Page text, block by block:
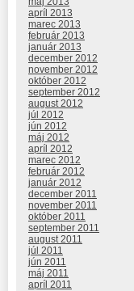
apríl 2013
marec 2013
február 2013
január 2013
december 2012
november 2012
október 2012
september 2012
august 2012
júl 2012
jún 2012
máj 2012
apríl 2012
marec 2012
február 2012
január 2012
december 2011
november 2011
október 2011
september 2011
august 2011
júl 2011
jún 2011
máj 2011
apríl 2011